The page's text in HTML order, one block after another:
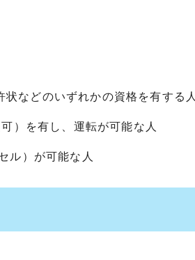
状などのいずれかの資格を有する
）を有し、運転が可能な人
ル）が可能な人